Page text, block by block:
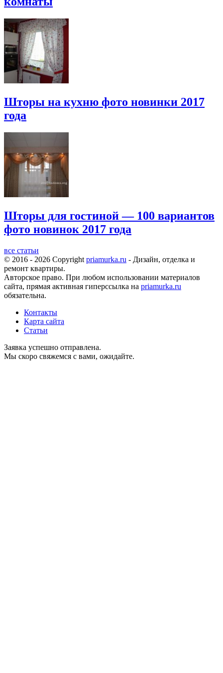
Шторы на кухню фото новинки 2017
года
Шторы для гостиной — 100 вариантов
фото новинок 2017 года
все статьи
© 2016 - 2026 Copyright priamurka.ru - Дизайн, отделка и
ремонт квартиры.
Авторское право. При любом использовании материалов
сайта, прямая активная гиперссылка на priamurka.ru
обязательна.
Контакты
Карта сайта
Статьи
Заявка успешно отправлена.
Мы скоро свяжемся с вами, ожидайте.